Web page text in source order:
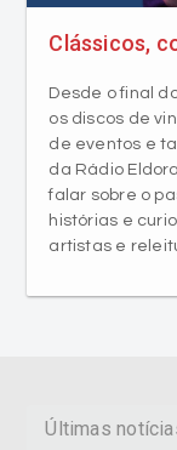
Clássicos,
Desde o final
os discos de
de eventos e
da Rádio
falar sobre o
histórias e
artistas e
Últimas